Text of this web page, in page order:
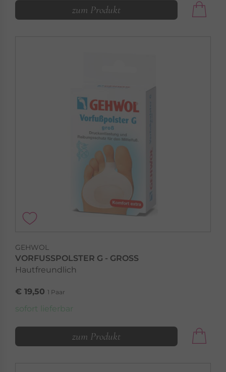
zum Produkt
GEHWOL
VORFUSSPOLSTER G - GROSS
Hautfreundlich
€ 19,50 1 Paar
sofort lieferbar
zum Produkt